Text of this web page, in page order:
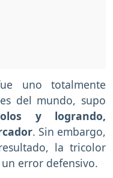
uno totalmente
del mundo, supo
y logrando,
. Sin embargo,
la tricolor
error defensivo.